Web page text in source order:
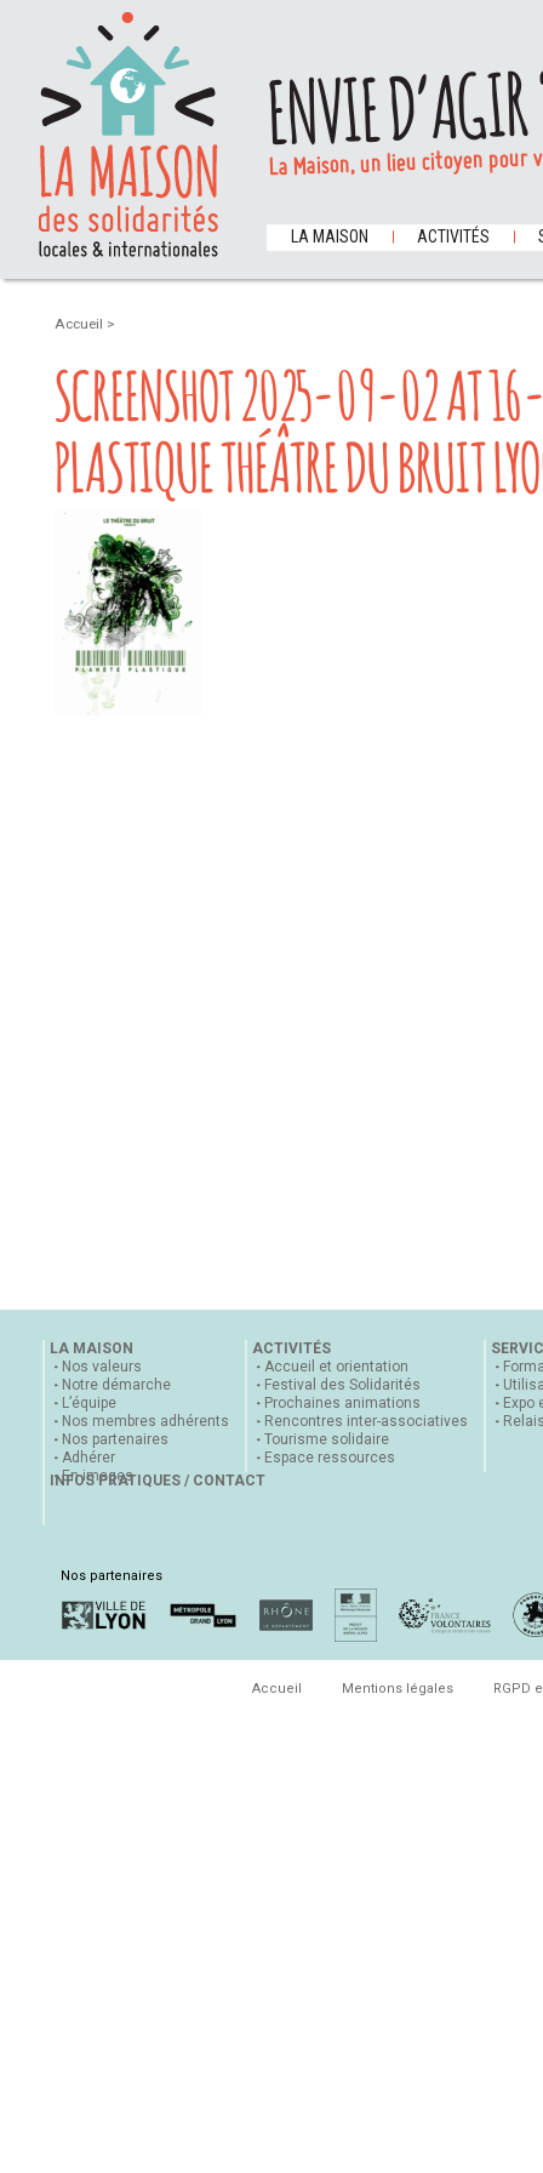
ENVIE
La Maison, un lieu citoyen
LA MAISON ACTIVITÉS
Accueil >
SCREENSHOT 2025-09-02 AT
PLASTIQUE THÉÂTRE DU BRUIT
LA MAISON
Nos valeurs
Notre démarche
L’équipe
Nos membres adhérents
Nos partenaires
Adhérer
En images
ACTIVITÉS
Accueil et orientation
Festival des Solidarités
Prochaines animations
Rencontres inter-associatives
Tourisme solidaire
Espace ressources
Expo
INFOS PRATIQUES / CONTACT
Nos partenaires
Accueil Mentions légales RGPD